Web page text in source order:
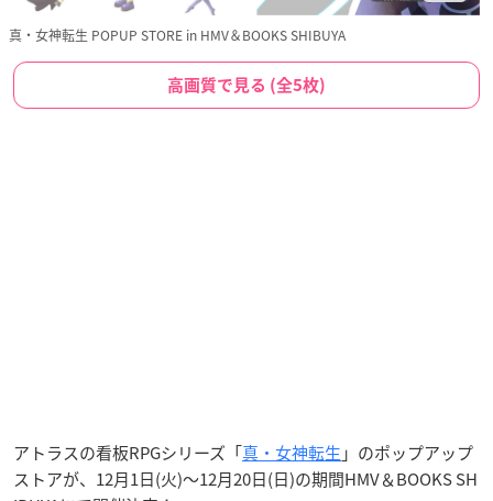
真・女神転生 POPUP STORE in HMV＆BOOKS SHIBUYA
高画質で見る (全5枚)
アトラスの看板RPGシリーズ「真・女神転生 」のポップアップ
ストアが、12月1日(火)～12月20日(日)の期間HMV＆BOOKS SH